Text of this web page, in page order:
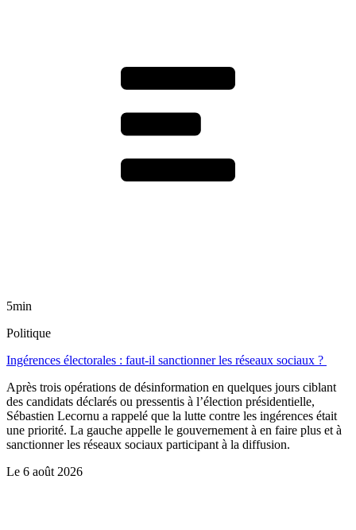
5min
Politique
Ingérences électorales : faut-il sanctionner les réseaux sociaux ?
Après trois opérations de désinformation en quelques jours ciblant
des candidats déclarés ou pressentis à l’élection présidentielle,
Sébastien Lecornu a rappelé que la lutte contre les ingérences était
une priorité. La gauche appelle le gouvernement à en faire plus et à
sanctionner les réseaux sociaux participant à la diffusion.
Le 6 août 2026